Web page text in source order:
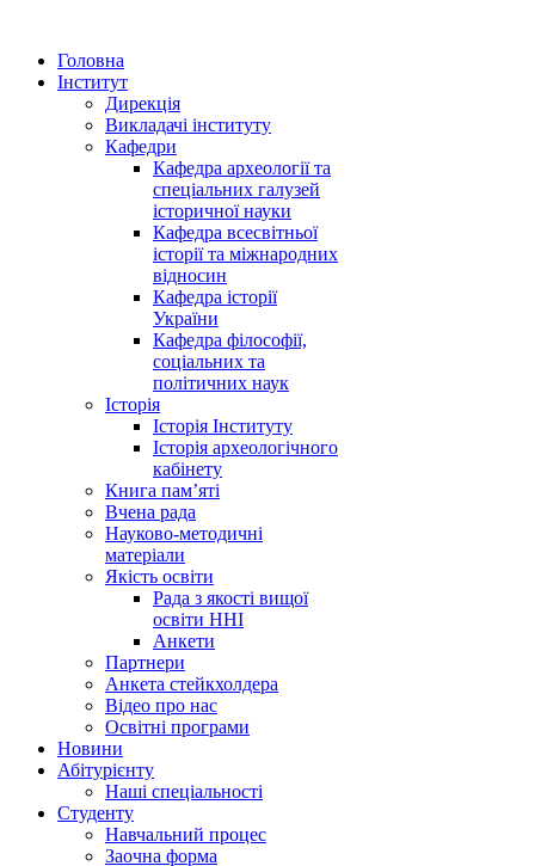
Головна
Інститут
Дирекція
Викладачі інституту
Кафедри
Кафедра археології та
спеціальних галузей
історичної науки
Кафедра всесвітньої
історії та міжнародних
відносин
Кафедра історії
України
Кафедра філософії,
соціальних та
політичних наук
Історія
Історія Інституту
Історія археологічного
кабінету
Книга памʼяті
Вчена рада
Науково-методичні
матеріали
Якість освіти
Рада з якості вищої
освіти ННІ
Анкети
Партнери
Анкета стейкхолдера
Відео про нас
Освітні програми
Hовини
Абітурієнту
Наші спеціальності
Студенту
Навчальний процес
Заочна форма